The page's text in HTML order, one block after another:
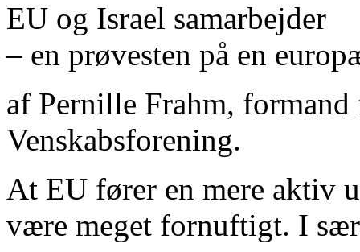
EU og Israel samarbejder
– en prøvesten på en
af Pernille Frahm,
Venskabsforening.
At EU fører en mere aktiv
være meget fornuftigt. I